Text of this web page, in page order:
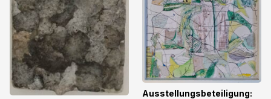
Ausstellungsbeteiligung: